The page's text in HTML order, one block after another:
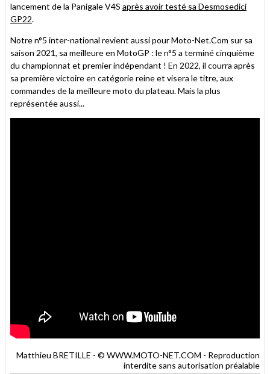
lancement de la Panigale V4S après avoir testé sa Desmosedici
GP22.
Notre n°5 inter-national revient aussi pour Moto-Net.Com sur sa
saison 2021, sa meilleure en MotoGP : le n°5 a terminé cinquième
du championnat et premier indépendant ! En 2022, il courra après
sa première victoire en catégorie reine et visera le titre, aux
commandes de la meilleure moto du plateau. Mais la plus
représentée aussi...
Matthieu BRETILLE - © WWW.MOTO-NET.COM - Reproduction
interdite sans autorisation préalable